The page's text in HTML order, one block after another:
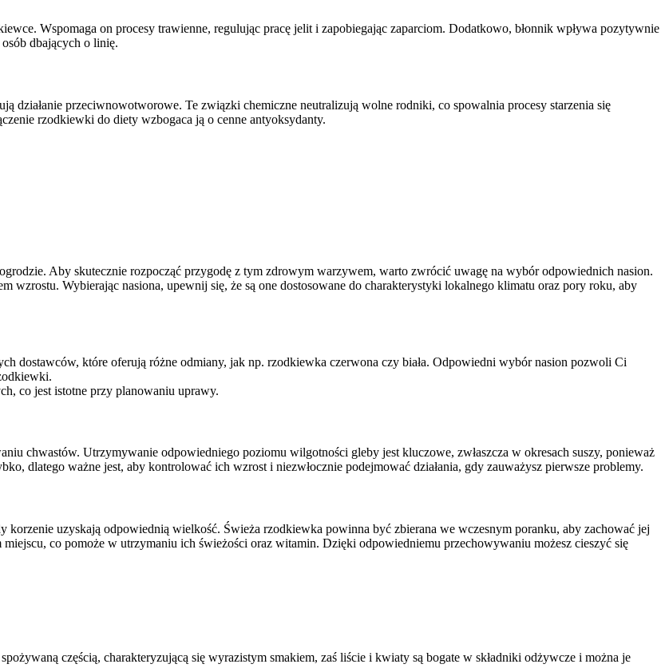
Wspomaga on procesy trawienne, regulując pracę jelit i zapobiegając zaparciom. Dodatkowo, błonnik wpływa pozytywnie
dbających o linię.
działanie przeciwnowotworowe. Te związki chemiczne neutralizują wolne rodniki, co spowalnia procesy starzenia się
rzodkiewki do diety wzbogaca ją o cenne antyoksydanty.
Aby skutecznie rozpocząć przygodę z tym zdrowym warzywem, warto zwrócić uwagę na wybór odpowiednich nasion.
wzrostu. Wybierając nasiona, upewnij się, że są one dostosowane do charakterystyki lokalnego klimatu oraz pory roku, aby
dostawców, które oferują różne odmiany, jak np. rzodkiewka czerwona czy biała. Odpowiedni wybór nasion pozwoli Ci
co jest istotne przy planowaniu uprawy.
chwastów. Utrzymywanie odpowiedniego poziomu wilgotności gleby jest kluczowe, zwłaszcza w okresach suszy, ponieważ
dlatego ważne jest, aby kontrolować ich wzrost i niezwłocznie podejmować działania, gdy zauważysz pierwsze problemy.
uzyskają odpowiednią wielkość. Świeża rzodkiewka powinna być zbierana we wczesnym poranku, aby zachować jej
co pomoże w utrzymaniu ich świeżości oraz witamin. Dzięki odpowiedniemu przechowywaniu możesz cieszyć się
częścią, charakteryzującą się wyrazistym smakiem, zaś liście i kwiaty są bogate w składniki odżywcze i można je